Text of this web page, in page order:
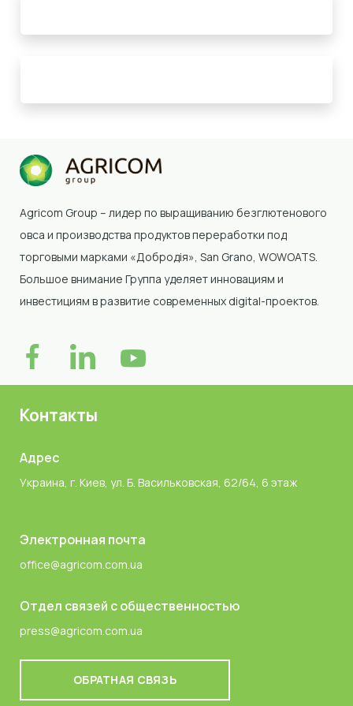
Agricom Group – лидер по выращиванию безглютенового
овса и производства продуктов переработки под
торговыми марками «Добродія», San Grano, WOWOATS.
Большое внимание Группа уделяет инновациям и
инвестициям в развитие современных digital-проектов.
Контакты
Адрес
Украина, г. Киев, ул. Б. Васильковская, 62/64, 6 этаж
Электронная почта
office@agricom.com.ua
Отдел связей с общественностью
press@agricom.com.ua
ОБРАТНАЯ СВЯЗЬ